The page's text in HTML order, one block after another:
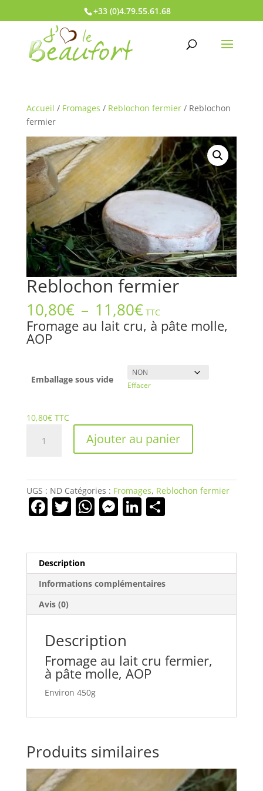
+33 (0)4.79.55.61.68
Accueil / Fromages / Reblochon fermier/ Reblochon
fermier
Reblochon fermier
10,80€ – 11,80€Plage
de
prix :
11,80€
TTC
Fromage au lait cru, à pâte molle,
AOP
Emballage sous vide
Effacer
10,80€ TTC
Ajouter au panier
UGS : ND Catégories : Fromages, Reblochon fermier
F
e
b
o
o
k
T
er
W
A
p
p
M
n
g
er
Li
dI
n
P
er
Description
Informations complémentaires
Avis (0)
Description
Fromage au lait cru fermier,
à pâte molle, AOP
Environ 450g
Produits similaires